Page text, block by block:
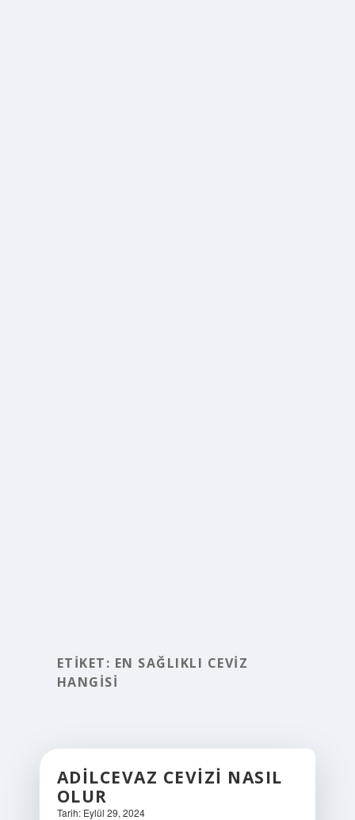
ETIKET: EN SAĞLIKLI CEVIZ
HANGISI
ADILCEVAZ CEVIZI NASIL
OLUR
Tarih: Eylül 29, 2024